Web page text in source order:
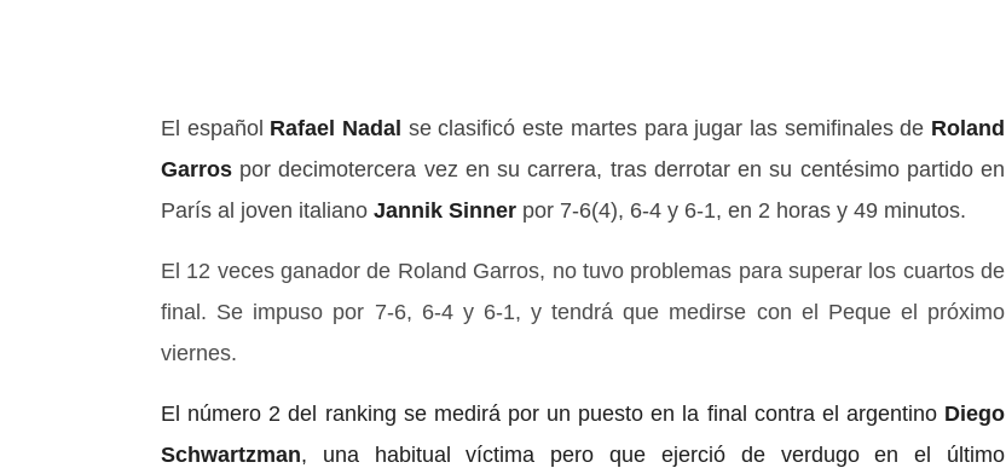
El español Rafael Nadal se clasificó este martes para jugar las semifinales de Roland
Garros por decimotercera vez en su carrera, tras derrotar en su centésimo partido en
París al joven italiano Jannik Sinner por 7-6(4), 6-4 y 6-1, en 2 horas y 49 minutos.
El 12 veces ganador de Roland Garros, no tuvo problemas para superar los cuartos de
final. Se impuso por 7-6, 6-4 y 6-1, y tendrá que medirse con el Peque el próximo
viernes.
El número 2 del ranking se medirá por un puesto en la final contra el argentino Diego
Schwartzman, una habitual víctima pero que ejerció de verdugo en el último